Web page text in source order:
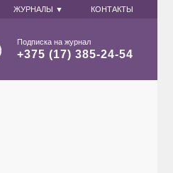
ЖУРНАЛЫ ▼ КОНТАКТЫ
Подписка на журнал
+375 (17) 385-24-54